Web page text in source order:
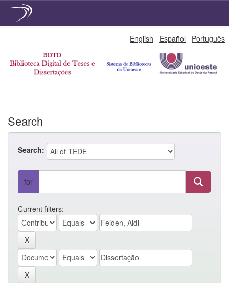
English Español Português
Search
Search:
for
Current filters: